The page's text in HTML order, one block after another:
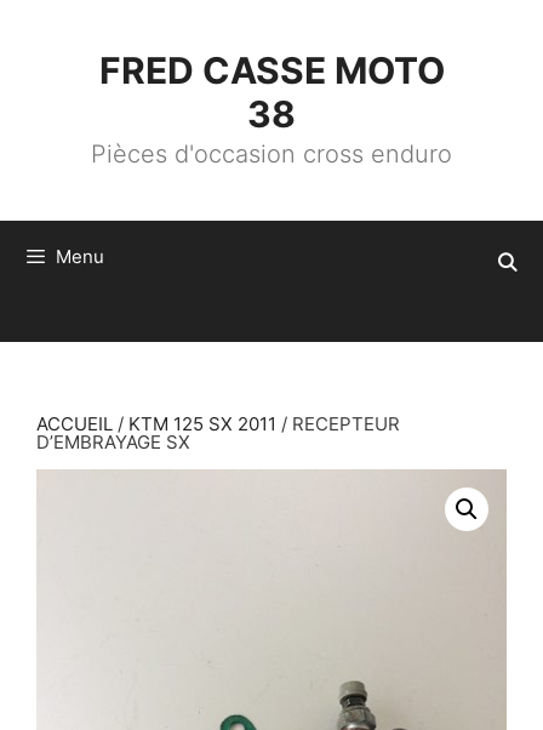
FRED CASSE MOTO
38
Pièces d'occasion cross enduro
Menu
ACCUEIL / KTM 125 SX 2011 / RECEPTEUR
D’EMBRAYAGE SX